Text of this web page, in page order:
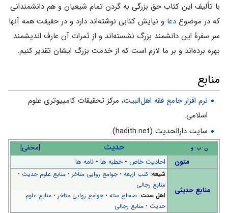
‎با تألیف این کتاب حق بزرگى به گردن تمام شیعیان و هم دانشمندانى
که در موضوع دعا و نیایش کتابى نوشته‌اند دارد و در حقیقت همه آنها
سر سفرۀ این دانشمند بزرگ نشسته‌اند و از ثمرات آن عارف اندیشمند
بهره برده‌اند و بر ما لازم است که از خدمت بزرگ ایشان تقدیر کنیم.
منابع
نرم افزار جامع فقه اهل‌البیت، مرکز تحقیقات کامپیوتری علوم
اسلامی.
سایت دارالحدیث (hadith.net).
[مخفی] ن ب و حدیث
متون احادیث خاص •خطبه ها •نامه ها
منابع حدیثی
شیعه: کتب اربعه• جوامع روایی متاخر • منابع علوم حدیث •
منابع رجالی
اهل سنت: صحاح سته• جوامع روایی متاخر• منابع علوم
حدیث • منابع رجالی